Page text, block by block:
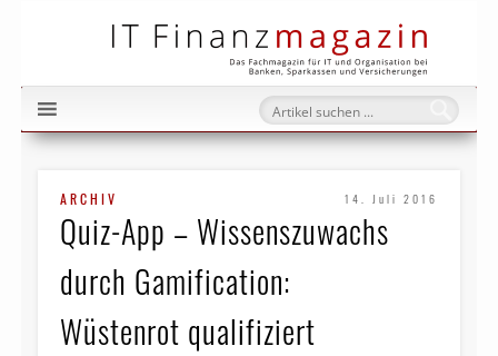
ARCHIV 14. Juli 2016
Quiz-App – Wissenszuwachs
durch Gamification:
Wüstenrot qualifiziert